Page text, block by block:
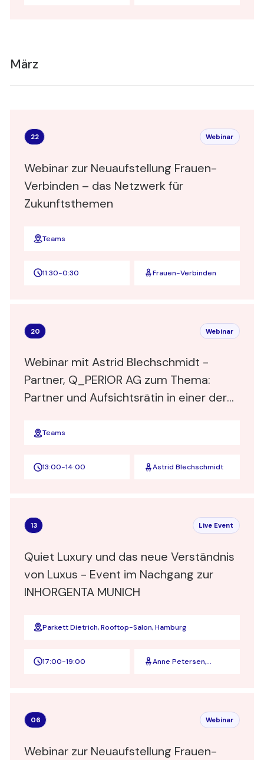
März
22 Webinar
Webinar zur Neuaufstellung Frauen-
Verbinden – das Netzwerk für
Zukunftsthemen
Teams
11:30-0:30 Frauen-Verbinden
20 Webinar
Webinar mit Astrid Blechschmidt -
Partner, Q_PERIOR AG zum Thema:
Partner und Aufsichtsrätin in einer der
Beratungen – Wer nicht wagt, der nicht
Teams
13:00-14:00 Astrid Blechschmidt
13 Live Event
Quiet Luxury und das neue Verständnis
von Luxus - Event im Nachgang zur
INHORGENTA MUNICH
Parkett Dietrich, Rooftop-Salon, Hamburg
17:00-19:00
Anne Petersen,
06 Webinar
Webinar zur Neuaufstellung Frauen-